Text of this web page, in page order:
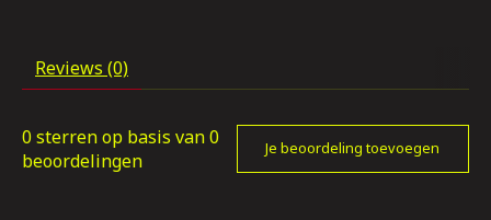
Reviews (0)
0 sterren op basis van0
beoordelingen
Je beoordeling toevoegen